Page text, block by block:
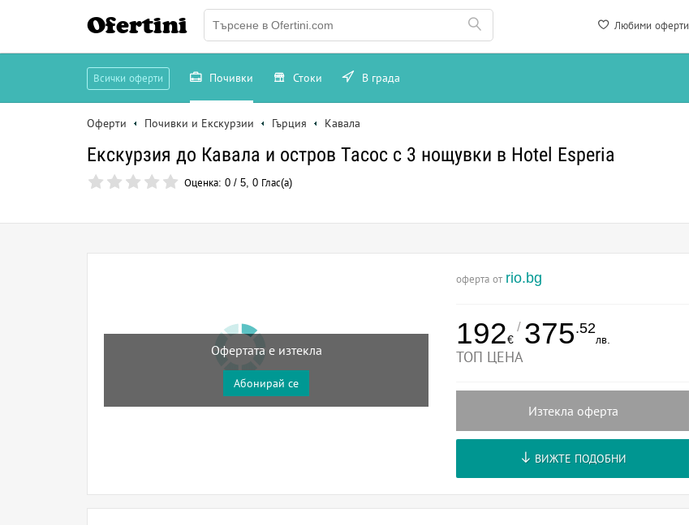
Любими оферти
Ofertini
Всички оферти Почивки Стоки В града
Оферти Почивки и Екскурзии Гърция Кавала
Екскурзия до Кавала и остров Тасос с 3 нощувки в Hotel Esperia
Оценка: 0 / 5, 0 Глас(а)
Офертата е изтекла
Абонирай се
оферта от rio.bg
192€
/ 375.52
лв.
ТОП ЦЕНА
Изтекла оферта
ВИЖТЕ ПОДОБНИ